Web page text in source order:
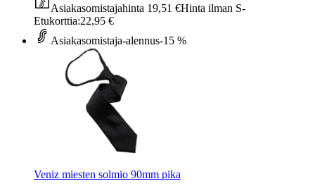
Asiakasomistajahinta 19,51 €Hinta ilman S-
Etukorttia:22,95 €
Asiakasomistaja-alennus-15 %
Veniz miesten solmio 90mm pika